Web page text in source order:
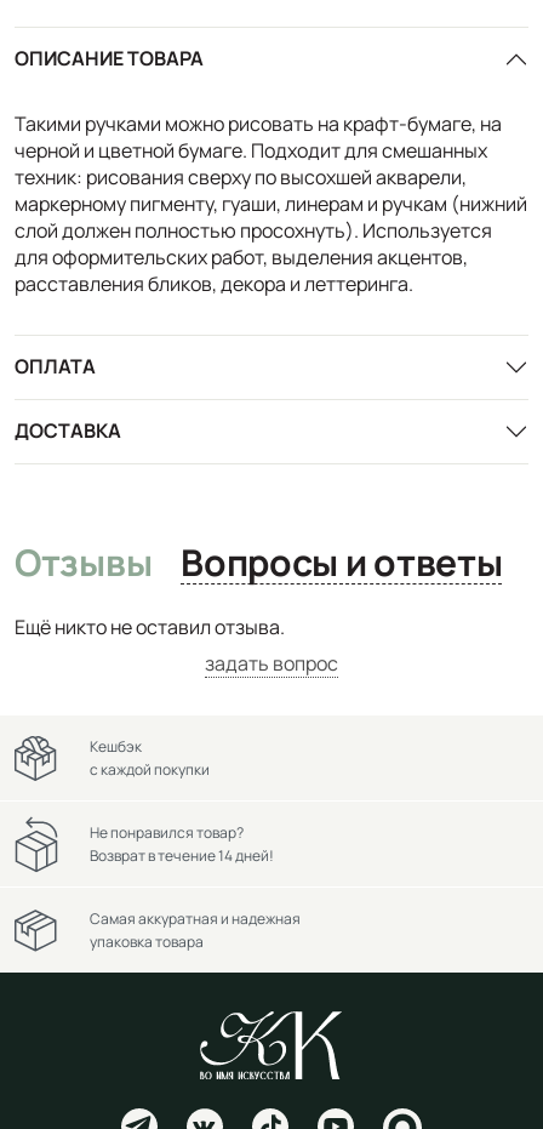
ОПИСАНИЕ ТОВАРА
Такими ручками можно рисовать на крафт-бумаге, на
черной и цветной бумаге. Подходит для смешанных
техник: рисования сверху по высохшей акварели,
маркерному пигменту, гуаши, линерам и ручкам (нижний
слой должен полностью просохнуть). Используется
для оформительских работ, выделения акцентов,
расставления бликов, декора и леттеринга.
ОПЛАТА
ДОСТАВКА
Отзывы Вопросы и ответы
Ещё никто не оставил отзыва.
задать вопрос
Кешбэк
с каждой покупки
Не понравился товар?
Возврат в течение 14 дней!
Самая аккуратная и надежная
упаковка товара